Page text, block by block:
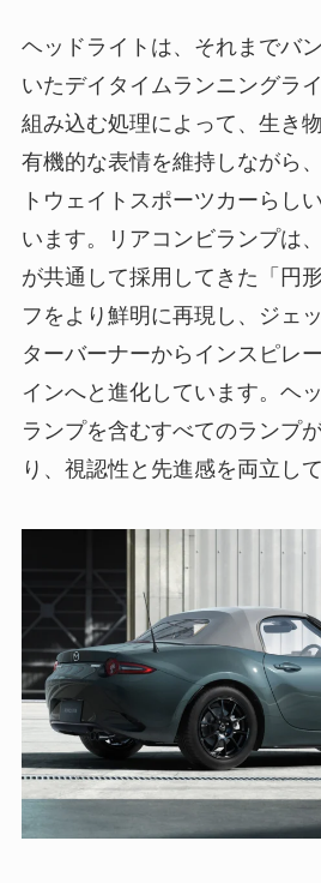
ヘッドライトは、それまでバ
いたデイタイムランニングラ
組み込む処理によって、生き
有機的な表情を維持しながら
トウェイトスポーツカーらし
います。リアコンビランプは
が共通して採用してきた「円
フをより鮮明に再現し、ジェ
ターバーナーからインスピレ
インへと進化しています。ヘ
ランプを含むすべてのランプ
り、視認性と先進感を両立して